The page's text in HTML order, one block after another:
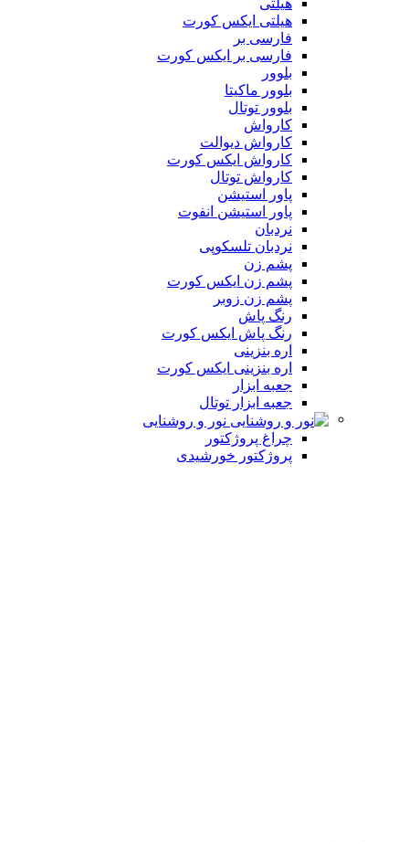
هیلتی ایکس کورت
فارسی بر
فارسی بر ایکس کورت
بلوور
بلوور ماکیتا
بلوور توتال
کارواش
کارواش دیوالت
کارواش ایکس کورت
کارواش توتال
پاور استیشن
پاور استیشن انفوت
نردبان
نردبان تلسکوپی
پشم زن
پشم زن ایکس کورت
پشم زن زوبر
رنگ پاش
رنگ پاش ایکس کورت
اره بنزینی
اره بنزینی ایکس کورت
جعبه ابزار
جعبه ابزار توتال
نور و روشنایی
چراغ پروژکتور
پروژکتور خورشیدی